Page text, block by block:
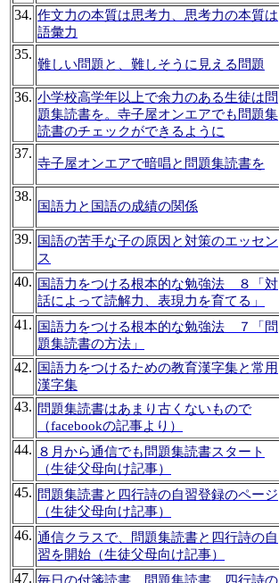
34. 作文力の本質は思考力、思考力の本質は
語彙力
35.
難しい問題と、難しそうに見える問題
36. 小学校高学年以上で余力のある生徒は問
題集読書を。寺子屋オンエアでも問題集
読書のチェックができるように
37.
寺子屋オンエアで暗唱と問題集読書を
38.
国語力と国語の成績の関係
39.
国語の苦手な子の原因と対策のエッセン
ス
40.
国語力をつける根本的な勉強法 ８「対
話によって読解力、表現力を育てる」
41.
国語力をつける根本的な勉強法 ７「問
題集読書の方法」
42.
国語力をつけるための教育漢字集と常用
漢字集
43. 問題集読書はあまり古くないもので
（facebookの記事より）
44.
８月から通信でも問題集読書スタート
（生徒父母向け記事）
45. 問題集読書と四行詩の自習登録のページ
（生徒父母向け記事）
46. 通信クラスで、問題集読書と四行詩の自
習を開始（生徒父母向け記事）
47.